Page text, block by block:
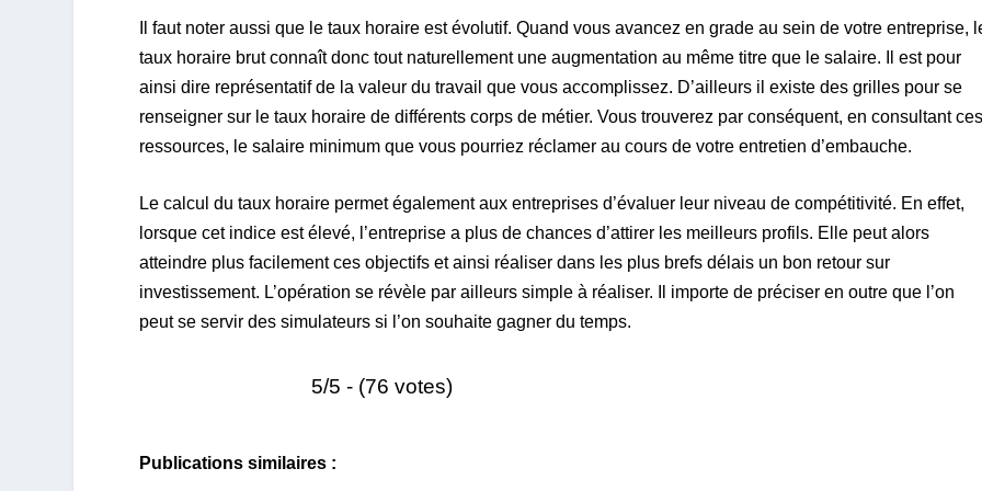
Il faut noter aussi que le taux horaire est évolutif. Quand vous avancez en grade au sein de votre entreprise,
taux horaire brut connaît donc tout naturellement une augmentation au même titre que le salaire. Il est pour
ainsi dire représentatif de la valeur du travail que vous accomplissez. D’ailleurs il existe des grilles pour se
renseigner sur le taux horaire de différents corps de métier. Vous trouverez par conséquent, en consultant
ressources, le salaire minimum que vous pourriez réclamer au cours de votre entretien d’embauche.
Le calcul du taux horaire permet également aux entreprises d’évaluer leur niveau de compétitivité. En effet,
lorsque cet indice est élevé, l’entreprise a plus de chances d’attirer les meilleurs profils. Elle peut alors
atteindre plus facilement ces objectifs et ainsi réaliser dans les plus brefs délais un bon retour sur
investissement. L’opération se révèle par ailleurs simple à réaliser. Il importe de préciser en outre que l’on
peut se servir des simulateurs si l’on souhaite gagner du temps.
5/5 - (76 votes)
Publications similaires :